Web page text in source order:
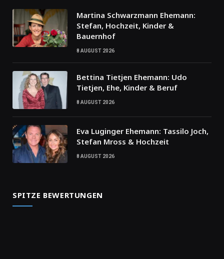
Martina Schwarzmann Ehemann:
Stefan, Hochzeit, Kinder &
Bauernhof
8 AUGUST 2026
Bettina Tietjen Ehemann: Udo
Tietjen, Ehe, Kinder & Beruf
8 AUGUST 2026
Eva Luginger Ehemann: Tassilo Joch,
Stefan Mross & Hochzeit
8 AUGUST 2026
SPITZE BEWERTUNGEN